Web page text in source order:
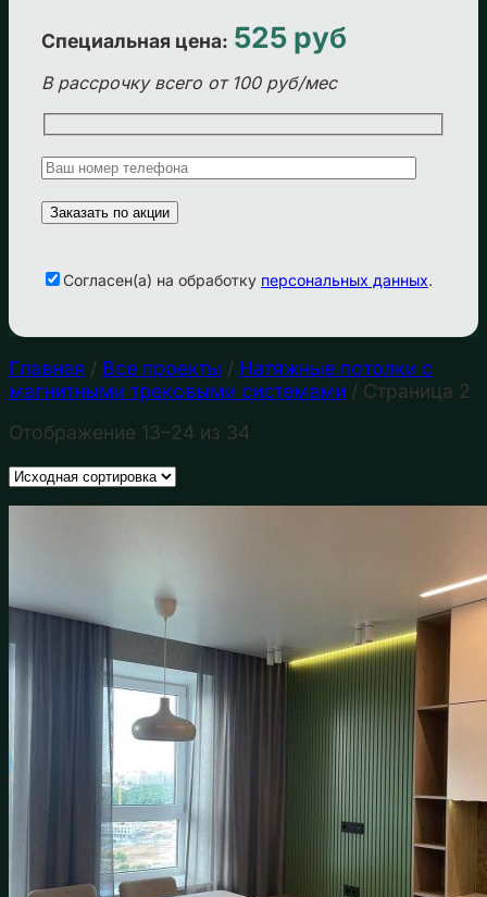
Специальная цена: 525 руб
В рассрочку всего от 100 руб/мес
Cогласен(а) на обработку персональных данных.
Главная / Все проекты / Натяжные потолки с
магнитными трековыми системами / Страница 2
Отображение 13–24 из 34